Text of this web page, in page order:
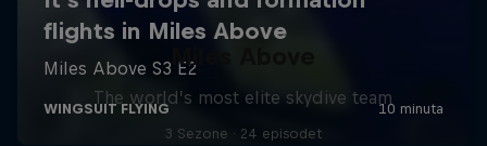
Miles Above
The world’s most elite skydive team
3 Sezone · 24 episodet